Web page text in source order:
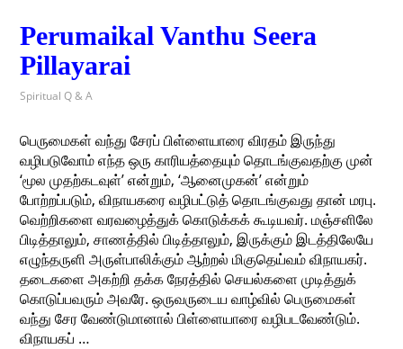
Perumaikal Vanthu Seera
Pillayarai
Spiritual Q & A
பெருமைகள் வந்து சேரப் பிள்ளையாரை விரதம் இருந்து
வழிபடுவோம் எந்த ஒரு காரியத்தையும் தொடங்குவதற்கு முன்
‘மூல முதற்கடவுள்’ என்றும், ‘ஆனைமுகன்’ என்றும்
போற்றப்படும், விநாயகரை வழிபட்டுத் தொடங்குவது தான் மரபு.
வெற்றிகளை வரவழைத்துக் கொடுக்கக் கூடியவர். மஞ்சளிலே
பிடித்தாலும், சாணத்தில் பிடித்தாலும், இருக்கும் இடத்திலேயே
எழுந்தருளி அருள்பாலிக்கும் ஆற்றல் மிகுதெய்வம் விநாயகர்.
தடைகளை அகற்றி தக்க நேரத்தில் செயல்களை முடித்துக்
கொடுப்பவரும் அவரே. ஒருவருடைய வாழ்வில் பெருமைகள்
வந்து சேர வேண்டுமானால் பிள்ளையாரை வழிபடவேண்டும்.
விநாயகப் …